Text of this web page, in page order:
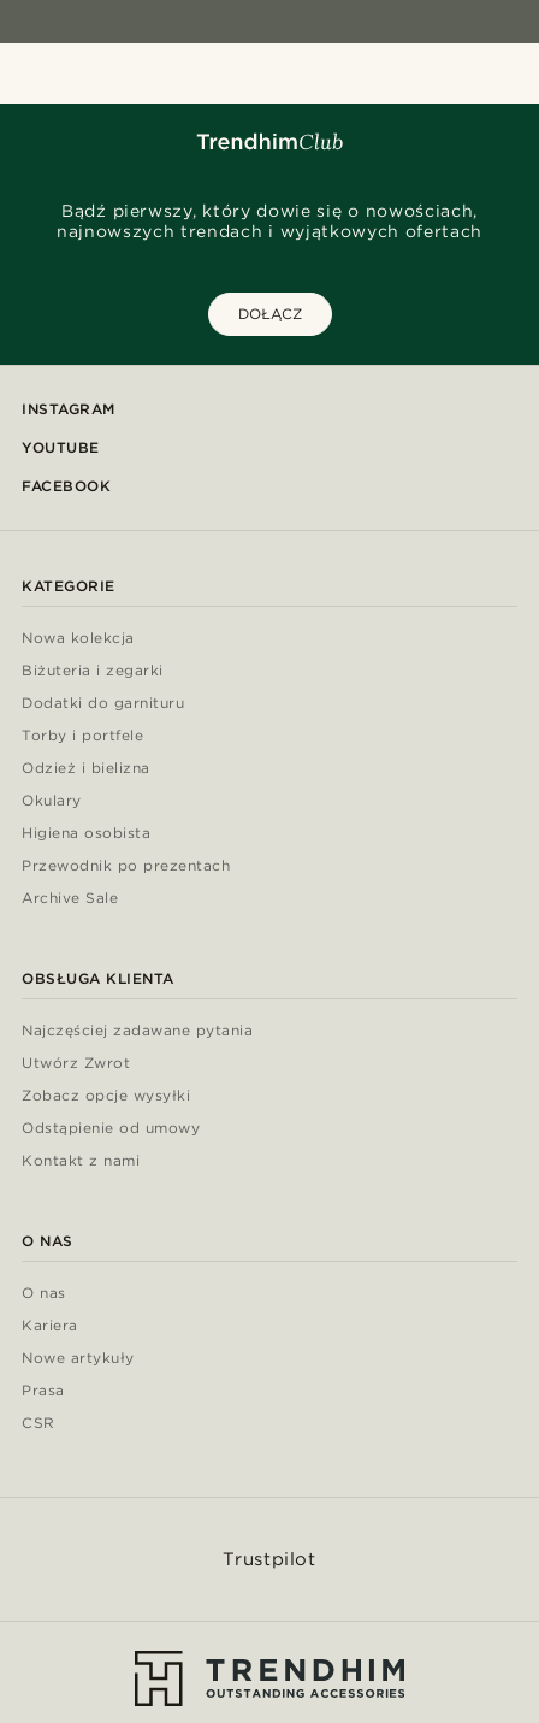
Bądź pierwszy, który dowie się o nowościach,
najnowszych trendach i wyjątkowych ofertach
DOŁĄCZ
INSTAGRAM
YOUTUBE
FACEBOOK
KATEGORIE
Nowa kolekcja
Biżuteria i zegarki
Dodatki do garnituru
Torby i portfele
Odzież i bielizna
Okulary
Higiena osobista
Przewodnik po prezentach
Archive Sale
OBSŁUGA KLIENTA
Najczęściej zadawane pytania
Utwórz Zwrot
Zobacz opcje wysyłki
Odstąpienie od umowy
Kontakt z nami
O NAS
O nas
Kariera
Nowe artykuły
Prasa
CSR
Trustpilot